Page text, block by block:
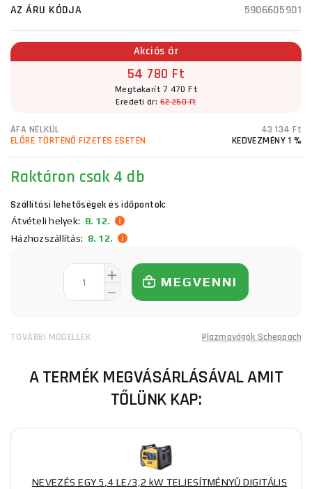
AZ ÁRU KÓDJA
5906605901
Akciós ár
54 780 Ft
Megtakarít 7 470 Ft
Eredeti ár:62 250 Ft
ÁFA NÉLKÜL
43 134 Ft
ELŐRE TÖRTÉNŐ FIZETÉS ESETÉN
KEDVEZMÉNY 1 %
Raktáron csak 4 db
Szállítási lehetőségek és időpontok:
Átvételi helyek: 8. 12.
Házhozszállítás: 8. 12.
MEGVENNI
TOVÁBBI MODELLEK Plazmavágók Scheppach
A TERMÉK MEGVÁSÁRLÁSÁVAL AMIT
TŐLÜNK KAP:
NEVEZÉS EGY 5,4 LE/3,2 kW TELJESÍTMÉNYŰ DIGITÁLIS